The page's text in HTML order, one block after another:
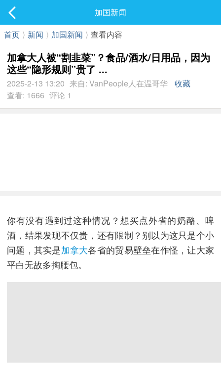
最新发表
加国新闻
首页 ⟩ 新闻 ⟩ 加国新闻 ⟩ 查看内容
加拿大人被“割韭菜”？食品/酒水/日用品，因为
这些“隐形规则”贵了 ...
2025-2-13 13:20 来自: VanPeople人在温哥华
收藏
查看: 1666 评论 1
你有没有遇到过这种情况？想买点外省的奶酪、啤
酒，结果发现不仅贵，还有限制？别以为这只是个小
问题，其实是加拿大各省的贸易壁垒在作怪，让大家
平白无故多掏腰包。